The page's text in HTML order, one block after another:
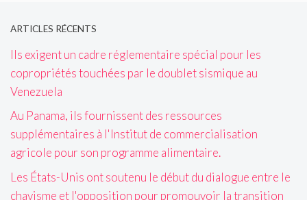
ARTICLES RÉCENTS
Ils exigent un cadre réglementaire spécial pour les
copropriétés touchées par le doublet sismique au
Venezuela
Au Panama, ils fournissent des ressources
supplémentaires à l'Institut de commercialisation
agricole pour son programme alimentaire.
Les États-Unis ont soutenu le début du dialogue entre le
chavisme et l'opposition pour promouvoir la transition